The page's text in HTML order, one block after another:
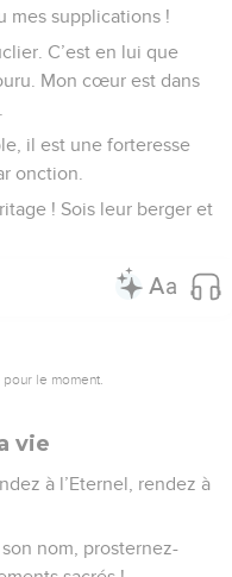
mes supplications !
C’est en lui que
Mon cœur est dans
il est une forteresse
onction.
! Sois leur berger et
le moment.
vie
à l’Eternel, rendez à
nom, prosternez-